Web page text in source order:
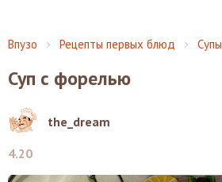
Впузо Рецепты первых блюд Супы
Суп с форелью
the_dream
4.20